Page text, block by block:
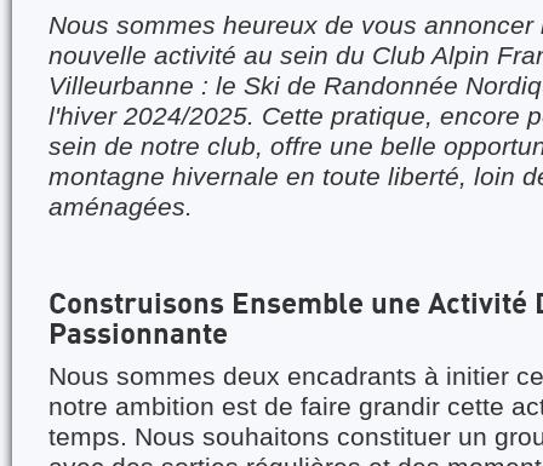
Nous sommes heureux de vous
nouvelle activité au sein du Club Alpin
Villeurbanne : le Ski de Randonnée
l'hiver 2024/2025. Cette pratique, encore
sein de notre club, offre une belle
montagne hivernale en toute liberté, loin
aménagées.
Construisons Ensemble une Activité
Passionnante
Nous sommes deux encadrants à initier
notre ambition est de faire grandir cette
temps. Nous souhaitons constituer un